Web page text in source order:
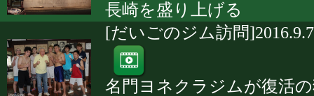
長崎を盛り上げる
[だいごのジム訪問]2016.9.7
名門ヨネクラジムが復活